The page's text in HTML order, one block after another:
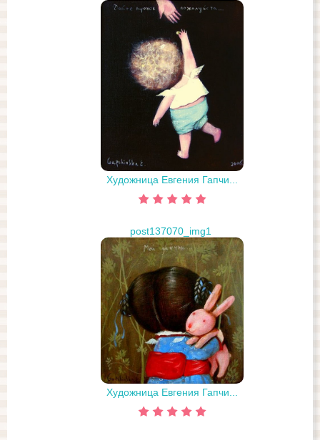
Художница Евгения Гапчи...
post137070_img1
Художница Евгения Гапчи...